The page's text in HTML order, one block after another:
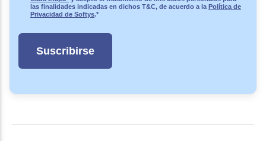
las finalidades indicadas en dichos T&C, de acuerdo a la Política de
Privacidad de Softys.*